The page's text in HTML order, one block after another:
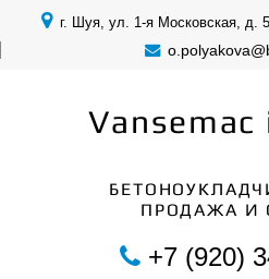
г. Шуя, ул. 1-я Московская, д.
Vansemac
ПРОДАЖА И
+7 (920)